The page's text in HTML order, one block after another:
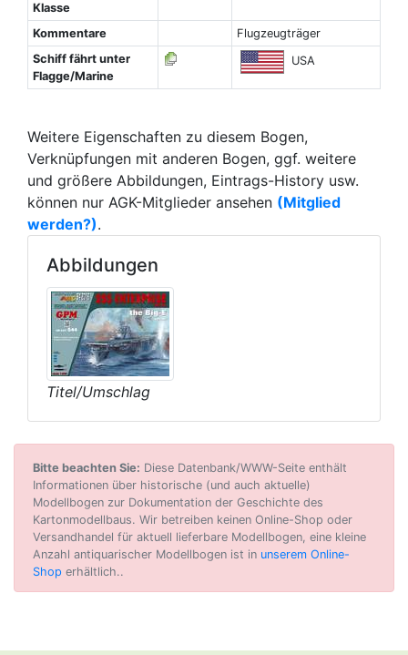
Klasse
Kommentare
Flugzeugträger
Schiff fährt unter
Flagge/Marine
USA
Weitere Eigenschaften zu diesem Bogen,
Verknüpfungen mit anderen Bogen, ggf. weitere
und größere Abbildungen, Eintrags-History usw.
können nur AGK-Mitglieder ansehen (Mitglied
werden?).
Abbildungen
Titel/Umschlag
Bitte beachten Sie: Diese Datenbank/WWW-Seite enthält
Informationen über historische (und auch aktuelle)
Modellbogen zur Dokumentation der Geschichte des
Kartonmodellbaus. Wir betreiben keinen Online-Shop oder
Versandhandel für aktuell lieferbare Modellbogen, eine kleine
Anzahl antiquarischer Modellbogen ist in unserem Online-
Shop erhältlich..